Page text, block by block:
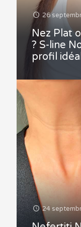
26
Nez Plat
? S-line
profil
24